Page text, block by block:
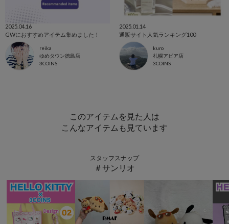
2025.04.16
GWにおすすめアイテム集めました！
reika
ゆめタウン徳島店
3COINS
2025.01.14
通販サイト人気ランキング100
kuro
札幌アピア店
3COINS
このアイテムを見た人は
こんなアイテムも見ています
スタッフスナップ
＃サンリオ